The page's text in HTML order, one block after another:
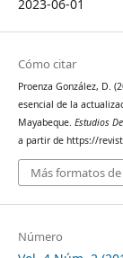
2023-06-01
Cómo citar
Proenza González, D.
esencial de la
Mayabeque. Estudios
a partir de https://
Más formatos
Número